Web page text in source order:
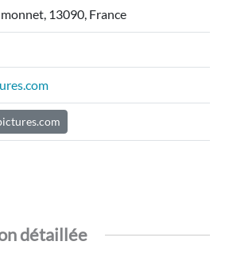
13090, France
détaillée